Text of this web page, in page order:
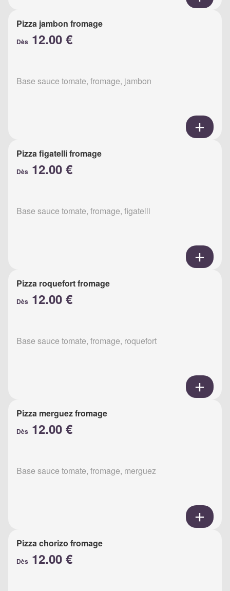
Pizza jambon fromage
Dès 12.00 €
Base sauce tomate, fromage, jambon
Pizza figatelli fromage
Dès 12.00 €
Base sauce tomate, fromage, figatelli
Pizza roquefort fromage
Dès 12.00 €
Base sauce tomate, fromage, roquefort
Pizza merguez fromage
Dès 12.00 €
Base sauce tomate, fromage, merguez
Pizza chorizo fromage
Dès 12.00 €